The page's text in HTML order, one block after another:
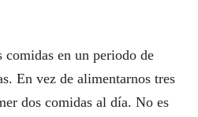
comidas en un periodo de
En vez de alimentarnos tres
dos comidas al día. No es